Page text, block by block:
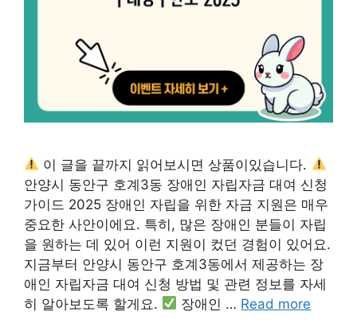
이 글을 끝까지 읽어보시면 상품이있습니다.
안양시 동안구 호계3동 장애인 자립자금 대여 신청
가이드 2025 장애인 자립을 위한 자금 지원은 매우
중요한 사안이에요. 특히, 많은 장애인 분들이 자립
을 원하는 데 있어 이런 지원이 컸던 경험이 있어요.
지금부터 안양시 동안구 호계3동에서 제공하는 장
애인 자립자금 대여 신청 방법 및 관련 정보를 자세
히 알아보도록 할게요.
장애인 … Read more